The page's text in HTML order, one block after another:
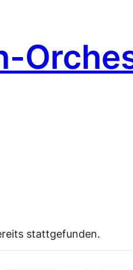
stattgefunden.